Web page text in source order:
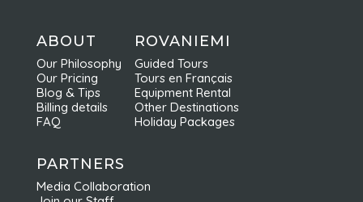
ABOUT
Our Philosophy
Our Pricing
Blog & Tips
Billing details
FAQ
ROVANIEMI
Guided Tours
Tours en Français
Equipment Rental
Other Destinations
Holiday Packages
PARTNERS
Media Collaboration